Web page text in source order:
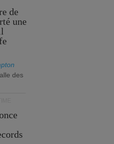
de
une
des